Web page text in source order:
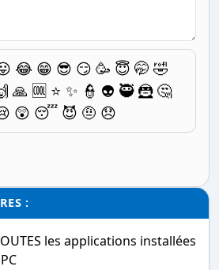
😂 😁 😎 😏 🥳 😇 🤭 🤣
🙏 🆒 ⭐ ✨ 👮 👽 🥷 🦹 🤔
😲 😴 😈 🤨 😞
:
les applications installées